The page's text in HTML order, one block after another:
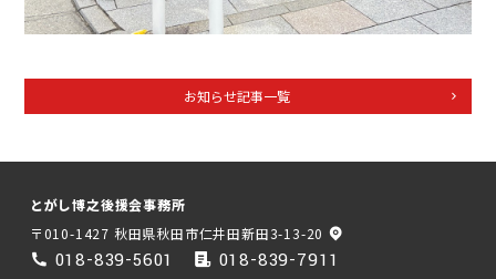
お知らせ記事一覧
とがし博之後援会事務所
〒010-1427 秋田県秋田市仁井田新田3-13-20
018-839-5601 018-839-7911